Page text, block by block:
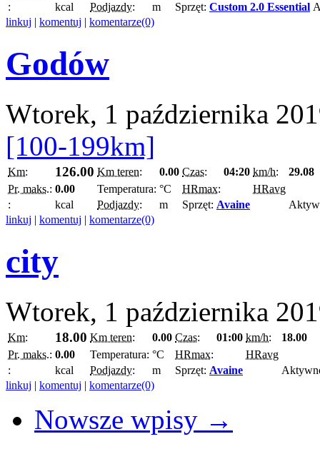
:
kcal Podjazdy: m Sprzęt: Custom 2.0 Essential
linkuj | komentuj | komentarze(0)
Godów
Wtorek, 1 października
[100-199km]
Km: 126.00 Km teren: 0.00 Czas: 04:20 km/h:
29.08
Pr. maks.: 0.00 Temperatura: °C HRmax:
HRavg
:
kcal Podjazdy: m Sprzęt: Avaine
linkuj | komentuj | komentarze(0)
city
Wtorek, 1 października
Km: 18.00 Km teren: 0.00 Czas: 01:00 km/h:
18.00
Pr. maks.: 0.00 Temperatura: °C HRmax:
HRavg
:
kcal Podjazdy: m Sprzęt: Avaine
linkuj | komentuj | komentarze(0)
Nowsze wpisy →